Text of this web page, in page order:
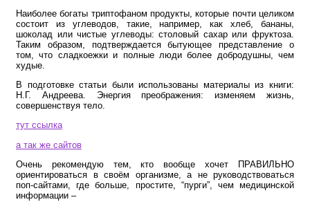
Наиболее богаты триптофаном продукты, которые почти целиком
состоит из углеводов, такие, например, как хлеб, бананы,
шоколад или чистые углеводы: столовый сахар или фруктоза.
Таким образом, подтверждается бытующее представление о
том, что сладкоежки и полные люди более добродушны, чем
худые.
В подготовке статьи были использованы материалы из книги:
Н.Г. Андреева. Энергия преображения: изменяем жизнь,
совершенствуя тело.
тут ссылка
а так же сайтов
Очень рекомендую тем, кто вообще хочет ПРАВИЛЬНО
ориентироваться в своём организме, а не руководствоваться
поп-сайтами, где больше, простите, “пурги”, чем медицинской
информации –